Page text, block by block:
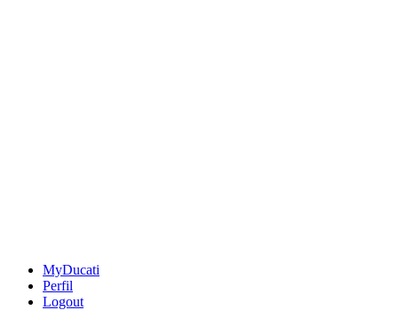
MyDucati
Perfil
Logout